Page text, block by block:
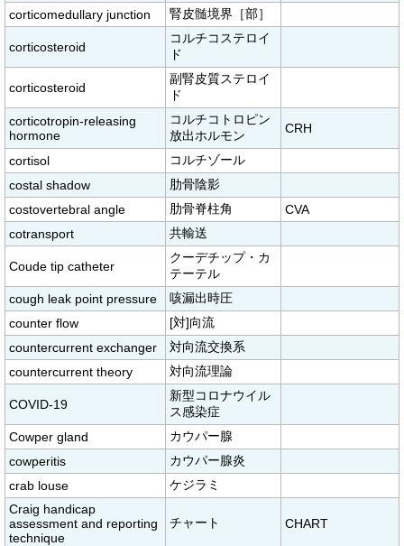
corticomedullary junction
腎皮髄境界［部］
corticosteroid
コルチコステロイ
ド
corticosteroid
副腎皮質ステロイ
ド
corticotropin-releasing
hormone
コルチコトロピン
放出ホルモン
CRH
cortisol
コルチゾール
costal shadow
肋骨陰影
costovertebral angle
肋骨脊柱角
CVA
cotransport
共輸送
Coude tip catheter
クーデチップ・カ
テーテル
cough leak point pressure
咳漏出時圧
counter flow
[対]向流
countercurrent exchanger
対向流交換系
countercurrent theory
対向流理論
COVID-19
新型コロナウイル
ス感染症
Cowper gland
カウパー腺
cowperitis
カウパー腺炎
crab louse
ケジラミ
Craig handicap
assessment and reporting
technique
チャート CHART